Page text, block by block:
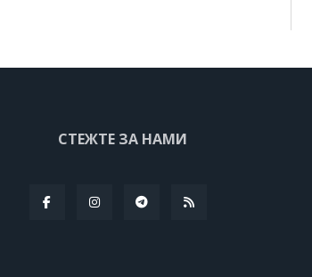
СТЕЖТЕ ЗА НАМИ